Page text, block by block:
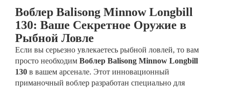
Воблер Balisong Minnow Longbill
130: Ваше Секретное Оружие в
Рыбной Ловле
Если вы серьезно увлекаетесь рыбной ловлей, то вам
просто необходим Воблер Balisong Minnow Longbill
130 в вашем арсенале. Этот инновационный
приманочный воблер разработан специально для